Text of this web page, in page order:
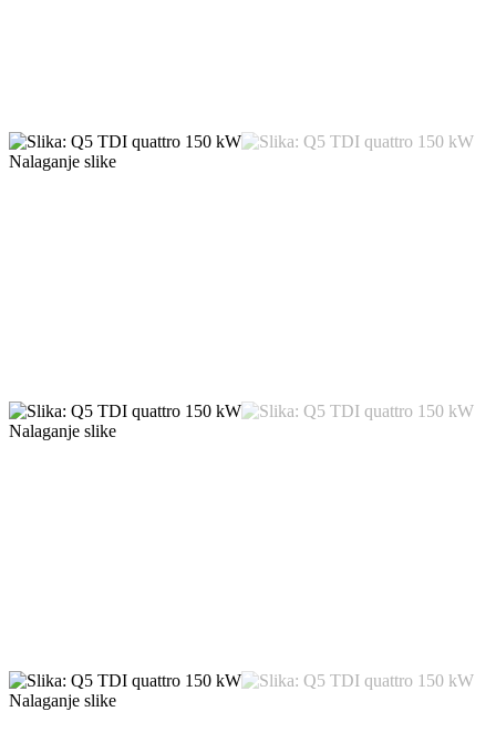
Nalaganje slike
Nalaganje slike
Nalaganje slike